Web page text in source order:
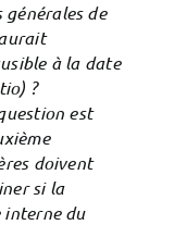
générales de
à la date
?
est
doivent
si la
du